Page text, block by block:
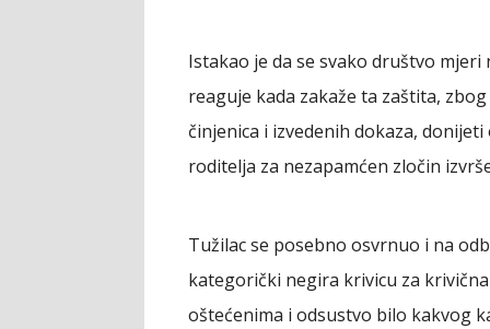
Istakao je da se svako društvo
reaguje kada zakaže ta zaštita,
činjenica i izvedenih dokaza,
roditelja za nezapamćen zločin
Tužilac se posebno osvrnuo i na
kategorički negira krivicu za
oštećenima i odsustvo bilo kakvog